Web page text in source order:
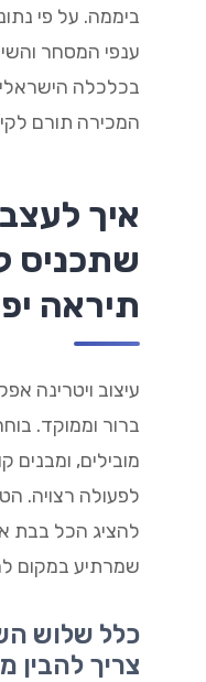
ביממה. על פי
ענפי המסחר
בכלכלה
המכירה תורם
איך
שתכניס
תיראה
עיצוב ויטרינה
ברור וממוקד.
מובילים, ומבנים
לפעולה רצויה.
להציג הכל בבת
שמרתיע במקום
כלל שלוש
צריך להבין